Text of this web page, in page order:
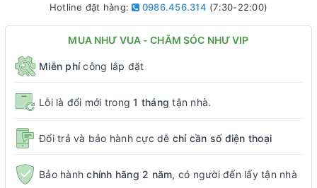
Hotline đặt hàng: 0986.456.314 (7:30-22:00)
MUA NHƯ VUA - CHĂM SÓC NHƯ VIP
Miễn phícông lắp đặt
Lỗi là đổi mới trong1 tháng tận nhà.
Đổi trả và bảo hành cực dễ chỉ cần số điện thoại
Bảo hànhchính hãng 2 năm, có người đến lấy tận nhà